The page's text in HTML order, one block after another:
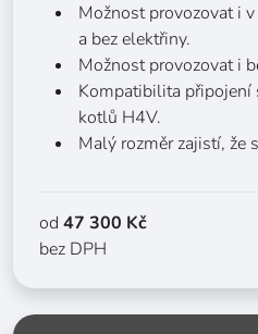
Možnost provozovat i
a bez elektřiny.
Možnost provozovat i
Kompatibilita připojení
kotlů H4V.
Malý rozměr zajistí, že
od 47 300 Kč
bez DPH